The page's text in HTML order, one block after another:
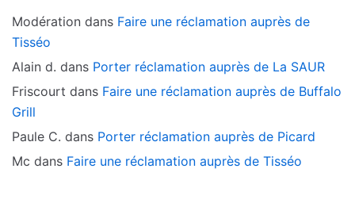
Modération dans Faire une réclamation auprès de
Tisséo
Alain d. dans Porter réclamation auprès de La SAUR
Friscourt dans Faire une réclamation auprès de Buffalo
Grill
Paule C. dans Porter réclamation auprès de Picard
Mc dans Faire une réclamation auprès de Tisséo